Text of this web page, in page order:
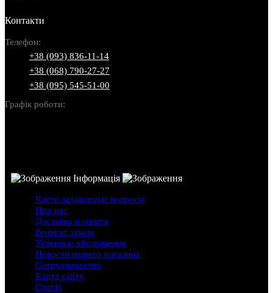
Контакти
Телефон:
+38 (093) 836-11-14
+38 (068) 790-27-27
+38 (095) 545-51-00
Графік роботи:
Інформація
Часто задаваемые вопросы
Про нас
Доставка и оплата
Возврат заказа
Условные обозначения
Новости нашего магазина
Сотрудничество
Карта сайту
Статті